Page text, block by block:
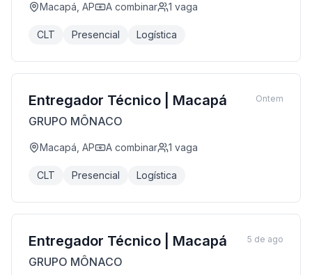
Macapá, AP A combinar 1 vaga
CLT Presencial Logística
Entregador Técnico | Macapá
GRUPO MÔNACO
Macapá, AP A combinar 1 vaga
CLT Presencial Logística
Ontem
Entregador Técnico | Macapá
GRUPO MÔNACO
5 de ago